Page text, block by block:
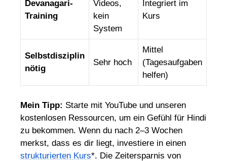
Devanagari-
Training
Videos,
kein
System
Integriert im
Kurs
Selbstdisziplin
nötig
Sehr hoch
Mittel
(Tagesaufgaben
helfen)
Mein Tipp: Starte mit YouTube und unseren
kostenlosen Ressourcen, um ein Gefühl für Hindi
zu bekommen. Wenn du nach 2–3 Wochen
merkst, dass es dir liegt, investiere in einen
strukturierten Kurs*. Die Zeitersparnis von